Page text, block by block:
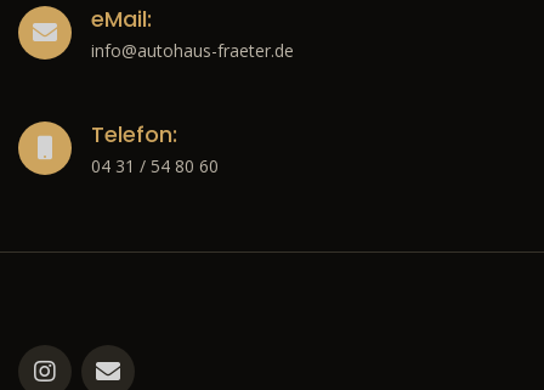
eMail:
info@autohaus-fraeter.de
Telefon:
04 31 / 54 80 60